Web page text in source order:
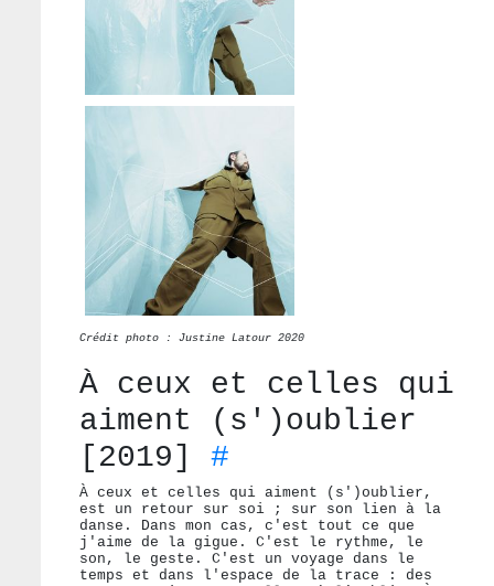
Crédit photo : Justine Latour 2020
À ceux et celles qui
aiment (s')oublier
[2019]#
À ceux et celles qui aiment (s')oublier,
est un retour sur soi ; sur son lien à la
danse. Dans mon cas, c'est tout ce que
j'aime de la gigue. C'est le rythme, le
son, le geste. C'est un voyage dans le
temps et dans l'espace de la trace : des